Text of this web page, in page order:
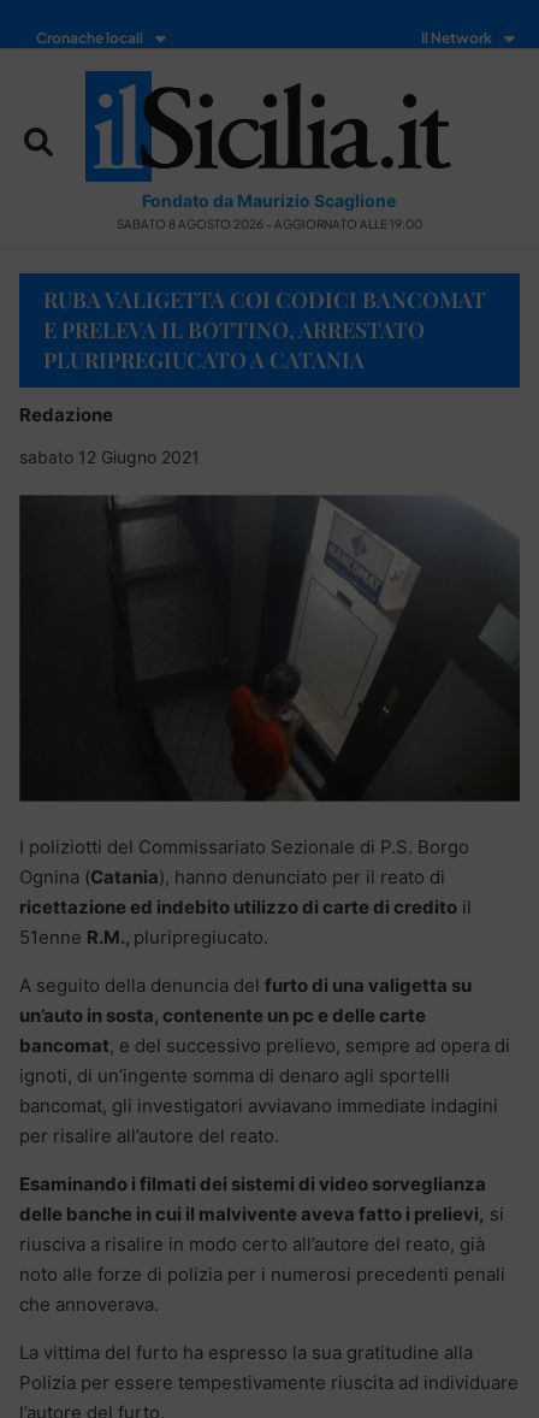
Cronache locali Il Network
Fondato da Maurizio Scaglione
SABATO 8 AGOSTO 2026 - AGGIORNATO ALLE 19:00
RUBA VALIGETTA COI CODICI BANCOMAT
E PRELEVA IL BOTTINO, ARRESTATO
PLURIPREGIUCATO A CATANIA
Redazione
sabato 12 Giugno 2021
I poliziotti del Commissariato Sezionale di P.S. Borgo
Ognina (Catania), hanno denunciato per il reato di
ricettazione ed indebito utilizzo di carte di credito il
51enne R.M., pluripregiucato.
A seguito della denuncia del furto di una valigetta su
un’auto in sosta, contenente un pc e delle carte
bancomat, e del successivo prelievo, sempre ad opera di
ignoti, di un’ingente somma di denaro agli sportelli
bancomat, gli investigatori avviavano immediate indagini
per risalire all’autore del reato.
Esaminando i filmati dei sistemi di video sorveglianza
delle banche in cui il malvivente aveva fatto i prelievi, si
riusciva a risalire in modo certo all’autore del reato, già
noto alle forze di polizia per i numerosi precedenti penali
che annoverava.
La vittima del furto ha espresso la sua gratitudine alla
Polizia per essere tempestivamente riuscita ad individuare
l’autore del furto.